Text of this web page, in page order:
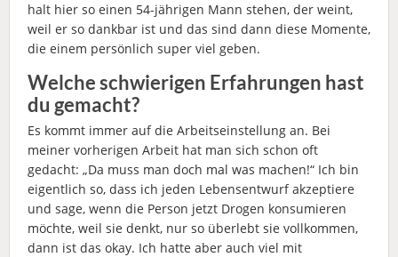
halt hier so einen 54-jährigen Mann stehen, der weint,
weil er so dankbar ist und das sind dann diese Momente,
die einem persönlich super viel geben.
Welche schwierigen Erfahrungen hast
du gemacht?
Es kommt immer auf die Arbeitseinstellung an. Bei
meiner vorherigen Arbeit hat man sich schon oft
gedacht: „Da muss man doch mal was machen!“ Ich bin
eigentlich so, dass ich jeden Lebensentwurf akzeptiere
und sage, wenn die Person jetzt Drogen konsumieren
möchte, weil sie denkt, nur so überlebt sie vollkommen,
dann ist das okay. Ich hatte aber auch viel mit